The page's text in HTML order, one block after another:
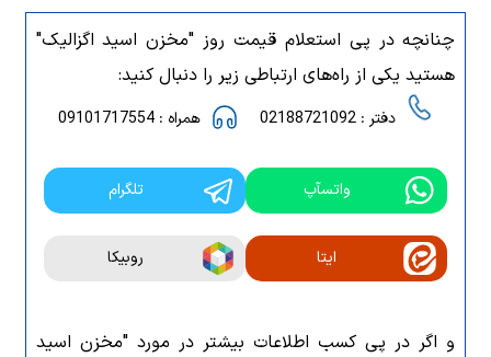
چنانچه در پی استعلام قیمت روز "مخزن اسید اگزالیک"
هستید یکی از راه‌های ارتباطی زیر را دنبال کنید:
دفتر : 02188721092 همراه : 09101717554
واتسآپ تلگرام
ایتا روبیکا
و اگر در پی کسب اطلاعات بیشتر در مورد "مخزن اسید